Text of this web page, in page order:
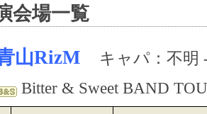
会場一覧
山RizM
キャパ：不明
Bitter & Sweet BAND